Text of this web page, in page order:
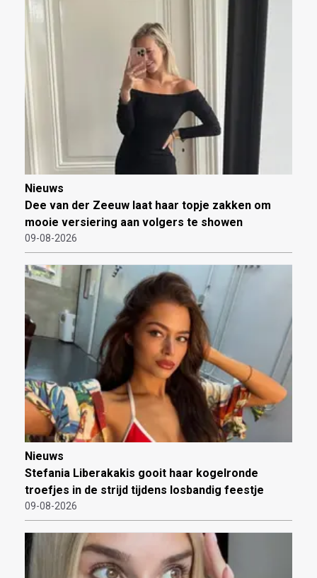
Nieuws
Dee van der Zeeuw laat haar topje zakken om
mooie versiering aan volgers te showen
09-08-2026
Nieuws
Stefania Liberakakis gooit haar kogelronde
troefjes in de strijd tijdens losbandig feestje
09-08-2026